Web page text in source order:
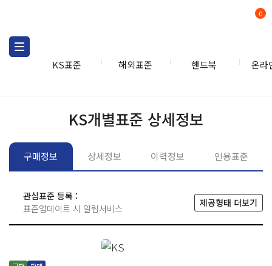
KS표준 해외표준 핸드북 온라
0
KS개별표준 상세정보
구매정보 상세정보 이력정보 인용표준
관심표준 등록 :
표준업데이트 시 알림서비스
제공형태 더보기